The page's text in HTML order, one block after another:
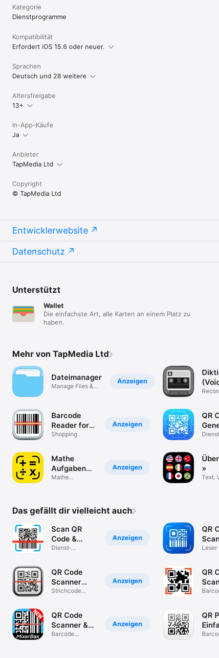
Privacy Policy: http://tapmedia.co.uk/privacy.htm
Terms of Use: http://tapmedia.co.uk/terms.htm
Kategorie
Dienst­programme
Kompatibilität
Erfordert iOS 15.6 oder neuer.
Sprachen
Deutsch und 28 weitere
Altersfreigabe
13+
In-App-Käufe
Ja
Anbieter
TapMedia Ltd
Copyright
© TapMedia Ltd
Entwicklerwebsite
Datenschutz
Unterstützt
Wallet
Die einfachste Art, alle Karten an einem Platz zu
haben.
Mehr von TapMedia Ltd
Anzeigen
Dateimanager
Manage Files &
Anzeigen
Barcode
Reader for
iPhone
Shopping
Anzeigen
Mathe
Aufgaben
Lösen
Mathe
QR
»
Text.
Das gefällt dir vielleicht auch
Anzeigen
Scan QR
Code &
Barcode
Dienst­
Anzeigen
QR Code
Scanner
Scan Bar
Strichcode
Anzeigen
QR Code
Scanner &
Barcode
Barcode
QR
·
Leser
QR
QR
QR